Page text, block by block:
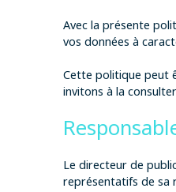
Avec la présente
vos données à
Cette politique peut
invitons à la
Le directeur de
représentatifs de sa